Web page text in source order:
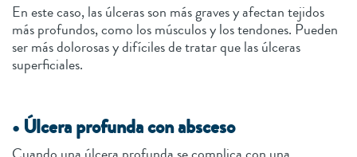
En este caso, las úlceras son más graves y afectan tejidos
más profundos, como los músculos y los tendones. Pueden
ser más dolorosas y difíciles de tratar que las úlceras
superficiales.
• Úlcera profunda con absceso